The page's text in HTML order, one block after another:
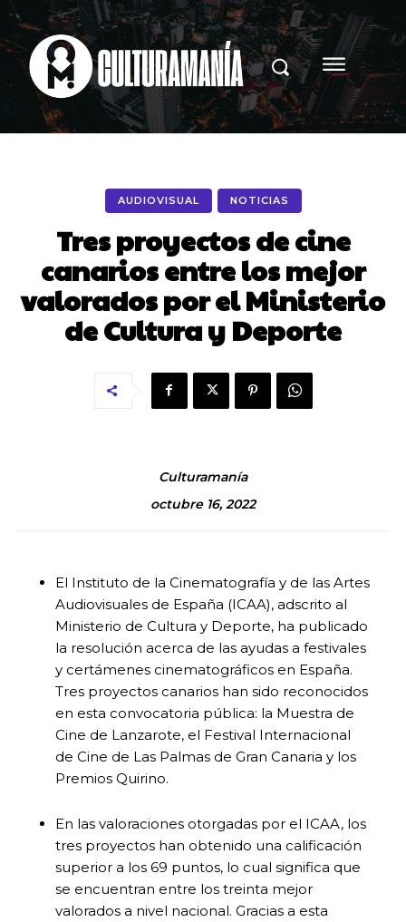
AUDIOVISUAL NOTICIAS
Tres proyectos de cine
canarios entre los mejor
valorados por el Ministerio
de Cultura y Deporte
Culturamanía
octubre 16, 2022
El Instituto de la Cinematografía y de las Artes
Audiovisuales de España (ICAA), adscrito al
Ministerio de Cultura y Deporte, ha publicado
la resolución acerca de las ayudas a festivales
y certámenes cinematográficos en España.
Tres proyectos canarios han sido reconocidos
en esta convocatoria pública: la Muestra de
Cine de Lanzarote, el Festival Internacional
de Cine de Las Palmas de Gran Canaria y los
Premios Quirino.
En las valoraciones otorgadas por el ICAA, los
tres proyectos han obtenido una calificación
superior a los 69 puntos, lo cual significa que
se encuentran entre los treinta mejor
valorados a nivel nacional. Gracias a esta